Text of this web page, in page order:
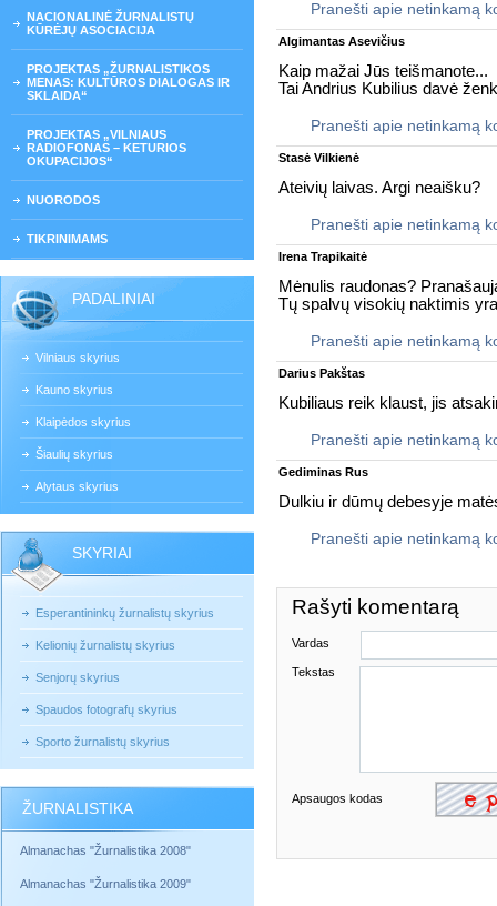
NACIONALINĖ ŽURNALISTŲ
KŪRĖJŲ ASOCIACIJA
PROJEKTAS „ŽURNALISTIKOS
MENAS: KULTŪROS DIALOGAS IR
SKLAIDA“
PROJEKTAS „VILNIAUS
RADIOFONAS – KETURIOS
OKUPACIJOS“
NUORODOS
TIKRINIMAMS
PADALINIAI
Vilniaus skyrius
Kauno skyrius
Klaipėdos skyrius
Šiaulių skyrius
Alytaus skyrius
SKYRIAI
Esperantininkų žurnalistų skyrius
Kelionių žurnalistų skyrius
Senjorų skyrius
Spaudos fotografų skyrius
Sporto žurnalistų skyrius
ŽURNALISTIKA
Almanachas "Žurnalistika 2008"
Almanachas "Žurnalistika 2009"
Pranešti apie netinkamą
Algimantas Asevičius
Kaip mažai Jūs teišmanote...
Tai Andrius Kubilius davė
Pranešti apie netinkamą
Stasė Vilkienė
Ateivių laivas. Argi neaišku?
Pranešti apie netinkamą
Irena Trapikaitė
Mėnulis raudonas?
Tų spalvų visokių naktimis
Pranešti apie netinkamą
Darius Pakštas
Kubiliaus reik klaust, jis
Pranešti apie netinkamą
Gediminas Rus
Dulkiu ir dūmų debesyje
Pranešti apie netinkamą
Rašyti komentarą
Vardas
Tekstas
Apsaugos kodas